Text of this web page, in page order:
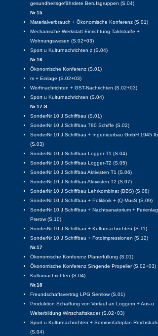
gesundheitsgefährdete Berufsgruppen (S.04)
Nr.15
Materialverbrauch + Ökonomische Konferenz (S.01)
Mechanische Werkstatt Einrichtung Taktstraße +
Wohnungswesen (S.02+03)
Sport u Kulturnachrichten z (S.04)
Nr.16
Ökonomische Konferenz (S.01)
m + Einlage (S.02+03)
Werftnachrichten + GST-Nachrichten (S.02+03)
Sport u Kulturnachrichten (S.04)
Nr.17-S
SonderNr 10 J Schiffbau (S.01)
SonderNr 10 J Schiffbau 780 Schiffe (S.02)
SonderNr 10 J Schiffbau + Ingenieurbau GmbH 1945
(S.03)
SonderNr 10 J Schiffbau Logger-T1 (S.04)
SonderNr 10 J Schiffbau Logger-T2 (S.05)
SonderNr 10 J Schiffbau Aktivisten T1 (S.06)
SonderNr 10 J Schiffbau Aktivisten T2 (S.07)
SonderNr 10 J Schiffbau Lehrkombinat (BBS) (S.08)
SonderNr 10 J Schiffbau + Poliklinik + (Q-MusS (S.09)
SonderNr 10 J Schiffbau + Nachtsanatorium +
Prerow (S.10)
SonderNr 10 J Schiffbau + Kulturnachrichten (S.11)
SonderNr 10 J Schiffbau + Fotoimpressionen (S.12)
Nr.17
Ökonomische Konferenz Planerfüllung (S.01)
Ökonomische Konferenz Singende Propeller (S.02+03)
Kulturnachrichten (S.04)
Nr.18
Freundschaftsvertrag LPG Semlow (S.01)
Produktion Schaffung von Vorlauf an Loggern + Aus-u
Weiterbildung Wirtschaftskader (S.02+03)
Sport u Kulturnachrichten + Sommerfahrplan Reichsbahn
(S.04)